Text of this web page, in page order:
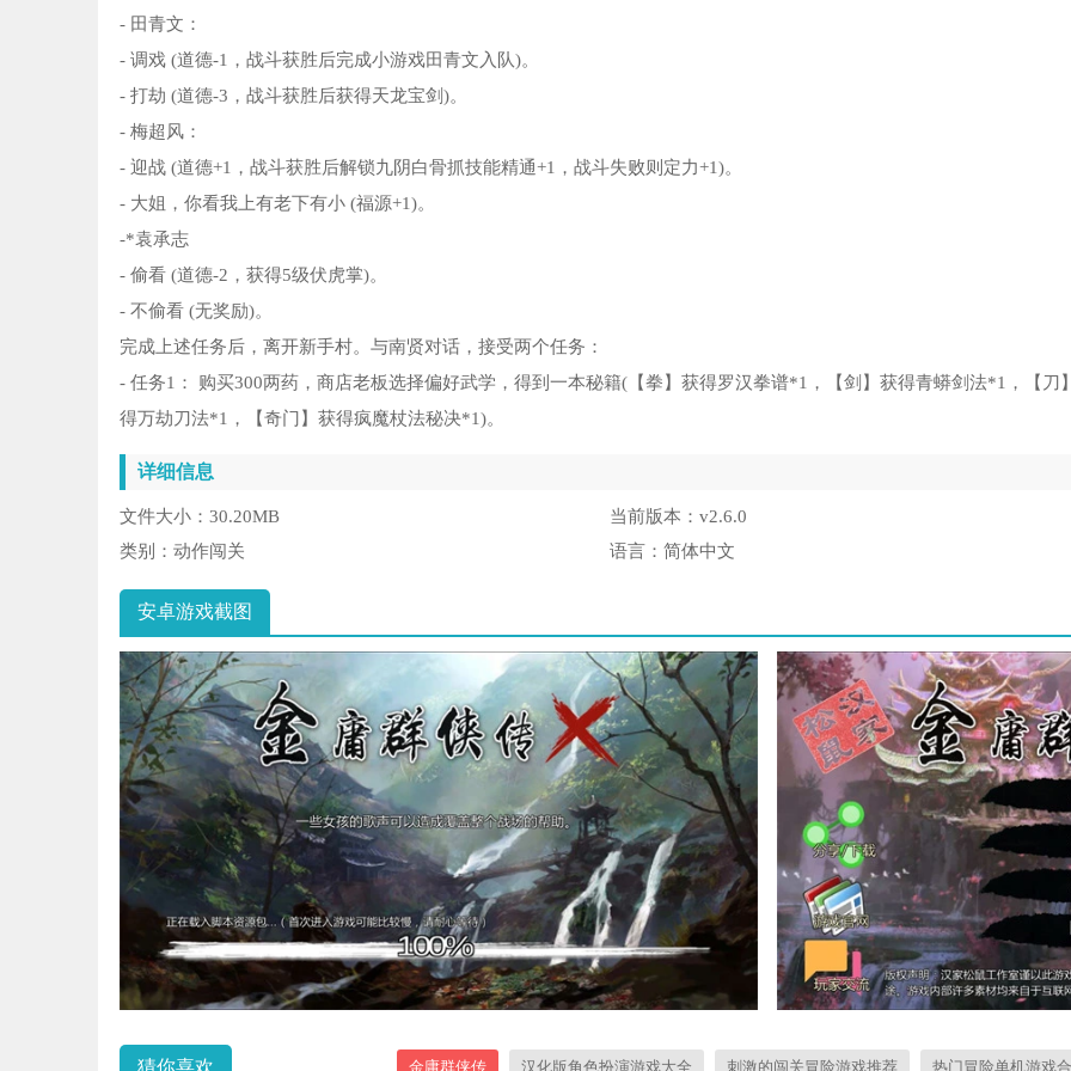
- 田青文：
- 调戏 (道德-1，战斗获胜后完成小游戏田青文入队)。
- 打劫 (道德-3，战斗获胜后获得天龙宝剑)。
- 梅超风：
- 迎战 (道德+1，战斗获胜后解锁九阴白骨抓技能精通+1，战斗失败则定力+1)。
- 大姐，你看我上有老下有小 (福源+1)。
-*袁承志
- 偷看 (道德-2，获得5级伏虎掌)。
- 不偷看 (无奖励)。
完成上述任务后，离开新手村。与南贤对话，接受两个任务：
- 任务1： 购买300两药，商店老板选择偏好武学，得到一本秘籍(【拳】获得罗汉拳谱*1，【剑】获得青蟒剑法*1，【刀
得万劫刀法*1，【奇门】获得疯魔杖法秘决*1)。
详细信息
文件大小： 30.20MB 当前版本： v2.6.0
类别： 动作闯关 语言： 简体中文
安卓游戏截图
猜你喜欢 金庸群侠传 汉化版角色扮演游戏大全 刺激的闯关冒险游戏推荐 热门冒险单机游戏